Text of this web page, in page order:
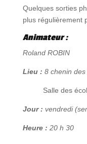
Quelques sorties
plus régulièrement
Animateur :
Roland ROBIN
Lieu : 8 chenin
Salle des
Jour : vendredi
Heure : 20 h 30